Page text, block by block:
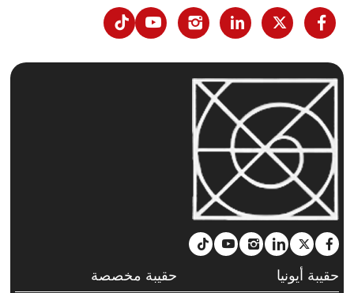
حقيبة أيونيا حقيبة مخصصة